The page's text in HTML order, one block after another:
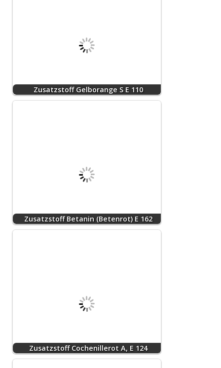
Zusatzstoff Gelborange S E 110
Zusatzstoff Betanin (Betenrot) E 162
Zusatzstoff Cochenillerot A, E 124